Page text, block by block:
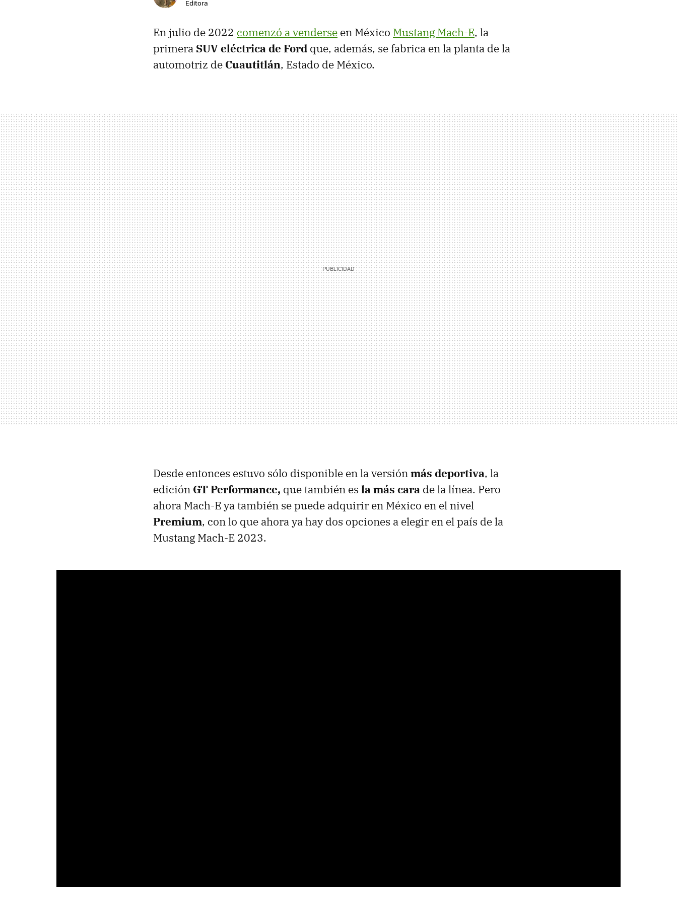
Editora
En julio de 2022 comenzó a venderse en México Mustang Mach-E, la
primera SUV eléctrica de Ford que, además, se fabrica en la planta de la
automotriz de Cuautitlán, Estado de México.
Desde entonces estuvo sólo disponible en la versiónmás deportiva, la
edición GT Performance, que también es la más cara de la línea. Pero
ahora Mach-E ya también se puede adquirir en México en el nivel
Premium, con lo que ahora ya hay dos opciones a elegir en el país de la
Mustang Mach-E 2023.